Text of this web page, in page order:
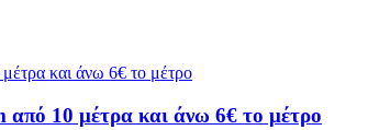
από 10 μέτρα και άνω 6€ το μέτρο